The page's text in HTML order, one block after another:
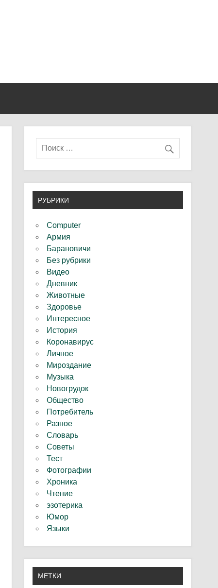
РУБРИКИ
Computer
Армия
Барановичи
Без рубрики
Видео
Дневник
Животные
Здоровье
Интересное
История
Коронавирус
Личное
Мироздание
Музыка
Новогрудок
Общество
Потребитель
Разное
Словарь
Советы
Тест
Фотографии
Хроника
Чтение
эзотерика
Юмор
Языки
МЕТКИ